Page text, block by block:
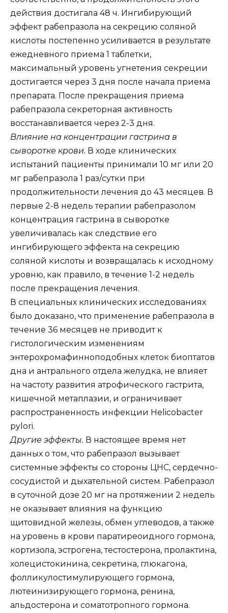
действия достигала 48 ч. Ингибирующий
эффект рабепразола на секрецию соляной
кислоты постепенно усиливается в результате
ежедневного приема 1 таблетки,
максимальный уровень угнетения секреции
достигается через 3 дня после начала приема
препарата. После прекращения приема
рабепразола секреторная активность
восстанавливается через 2-3 дня.
Влияние на концентрации гастрина в
сыворотке крови. В ходе клинических
испытаний пациенты принимали 10 мг или 20
мг рабепразола 1 раз/сутки при
продолжительности лечения до 43 месяцев. В
первые 2-8 недель терапии рабепразолом
концентрация гастрина в сыворотке
увеличивалась как следствие его
ингибирующего эффекта на секрецию
соляной кислоты и возвращалась к исходному
уровню, как правило, в течение 1-2 недель
после прекращения лечения.
В специальных клинических исследованиях
было доказано, что применение рабепразола в
течение 36 месяцев не приводит к
гистологическим изменениям
энтерохромафинноподобных клеток биоптатов
дна и антрального отдела желудка, не влияет
на частоту развития атрофического гастрита,
кишечной метаплазии, и ограничивает
распространенность инфекции Helicobacter
pylori.
Другие эффекты. В настоящее время нет
данных о том, что рабепразол вызывает
системные эффекты со стороны ЦНС, сердечно-
сосудистой и дыхательной систем. Рабепразол
в суточной дозе 20 мг на протяжении 2 недель
не оказывает влияния на функцию
щитовидной железы, обмен углеводов, а также
на уровень в крови паратиреоидного гормона,
кортизола, эстрогена, тестостерона, пролактина,
холецистокинина, секретина, глюкагона,
фолликулостимулирующего гормона,
лютеинизирующего гормона, ренина,
альдостерона и соматотропного гормона.